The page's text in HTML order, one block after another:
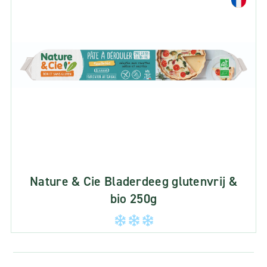
Nature & Cie Bladerdeeg glutenvrij &
bio 250g